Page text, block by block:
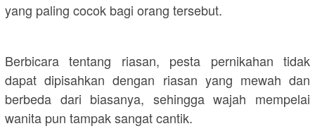
yang paling cocok bagi orang tersebut.
Berbicara tentang riasan, pesta pernikahan tidak
dapat dipisahkan dengan riasan yang mewah dan
berbeda dari biasanya, sehingga wajah mempelai
wanita pun tampak sangat cantik.